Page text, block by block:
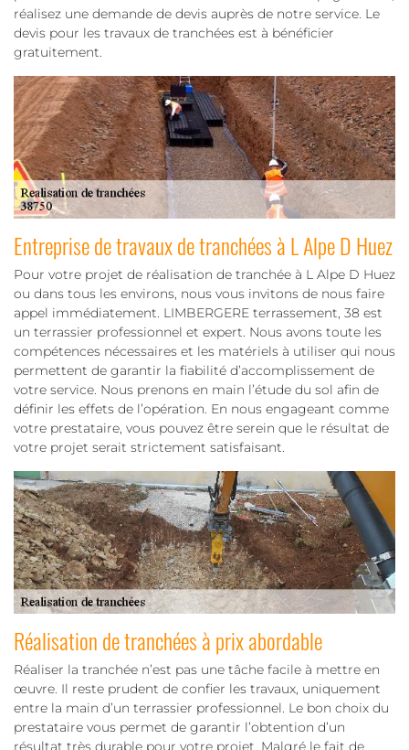
réalisez une demande de devis auprès de notre service. Le
devis pour les travaux de tranchées est à bénéficier
gratuitement.
Entreprise de travaux de tranchées à L Alpe D Huez
Pour votre projet de réalisation de tranchée à L Alpe D Huez
ou dans tous les environs, nous vous invitons de nous faire
appel immédiatement. LIMBERGERE terrassement, 38 est
un terrassier professionnel et expert. Nous avons toute les
compétences nécessaires et les matériels à utiliser qui nous
permettent de garantir la fiabilité d’accomplissement de
votre service. Nous prenons en main l’étude du sol afin de
définir les effets de l’opération. En nous engageant comme
votre prestataire, vous pouvez être serein que le résultat de
votre projet serait strictement satisfaisant.
Réalisation de tranchées à prix abordable
Réaliser la tranchée n’est pas une tâche facile à mettre en
œuvre. Il reste prudent de confier les travaux, uniquement
entre la main d’un terrassier professionnel. Le bon choix du
prestataire vous permet de garantir l’obtention d’un
résultat très durable pour votre projet. Malgré le fait de